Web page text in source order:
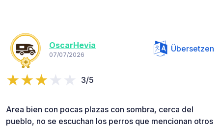
OscarHevia
07/07/2026
Übersetzen
3/5
Area bien con pocas plazas con sombra, cerca del
pueblo, no se escuchan los perros que mencionan otros